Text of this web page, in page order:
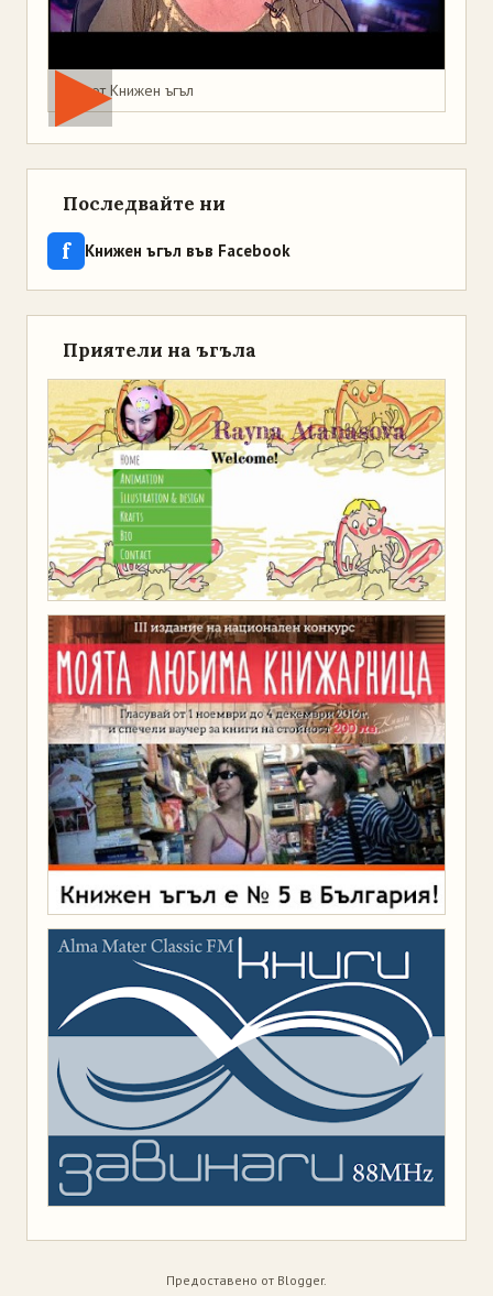
Мая от Книжен ъгъл
Последвайте ни
f Книжен ъгъл във Facebook
Приятели на ъгъла
Предоставено от Blogger.